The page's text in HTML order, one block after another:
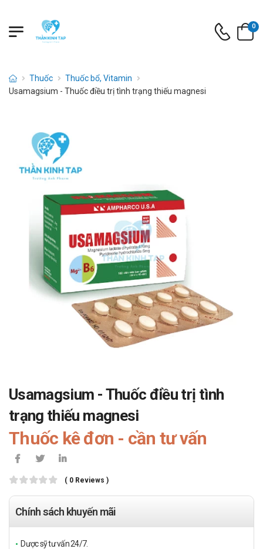
0
Thuốc
Thuốc bổ, Vitamin
Usamagsium - Thuốc điều trị tình trạng thiếu magnesi
Usamagsium - Thuốc điều trị tình
trạng thiếu magnesi
Thuốc kê đơn - cần tư vấn
( 0 Reviews )
Chính sách khuyến mãi
Dược sỹ tư vấn 24/7.